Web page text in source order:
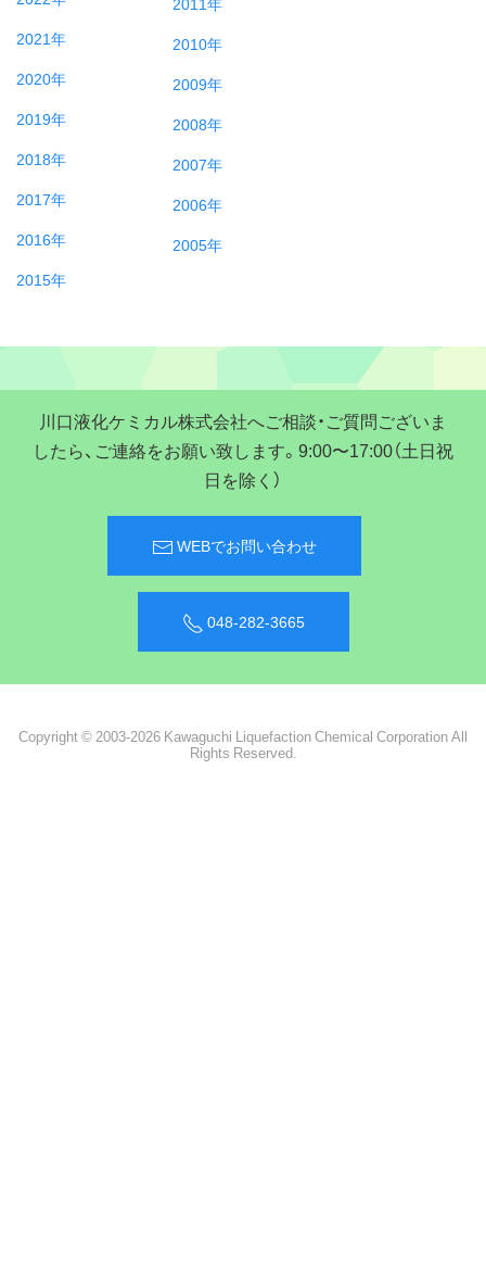
2021年
2020年
2019年
2018年
2017年
2016年
2015年
2010年
2009年
2008年
2007年
2006年
2005年
川口液化ケミカル株式会社へご相談・ご質問ございま
したら、ご連絡をお願い致します。9:00〜17:00（土日祝
日を除く）
WEBでお問い合わせ
048-282-3665
Copyright © 2003-2026 Kawaguchi Liquefaction Chemical Corporation All
Rights Reserved.